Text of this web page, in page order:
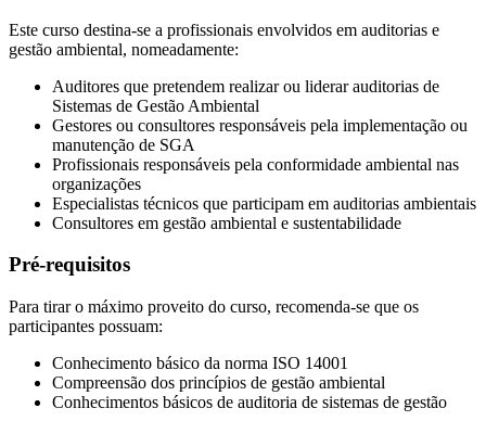
Este curso destina-se a profissionais envolvidos em auditorias e
gestão ambiental, nomeadamente:
Auditores que pretendem realizar ou liderar auditorias de
Sistemas de Gestão Ambiental
Gestores ou consultores responsáveis pela implementação ou
manutenção de SGA
Profissionais responsáveis pela conformidade ambiental nas
organizações
Especialistas técnicos que participam em auditorias ambientais
Consultores em gestão ambiental e sustentabilidade
Pré-requisitos
Para tirar o máximo proveito do curso, recomenda-se que os
participantes possuam:
Conhecimento básico da norma ISO 14001
Compreensão dos princípios de gestão ambiental
Conhecimentos básicos de auditoria de sistemas de gestão